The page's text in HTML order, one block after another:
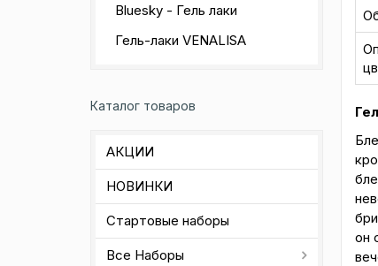
Bluesky - Гель лаки
Гель-лаки VENALISA
Каталог товаров
АКЦИИ
НОВИНКИ
Стартовые наборы
Все Наборы
он